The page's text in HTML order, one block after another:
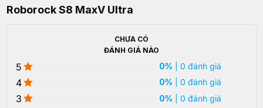
Roborock S8 MaxV Ultra
CHƯA CÓ
ĐÁNH GIÁ NÀO
5 0% | 0 đánh giá
4 0% | 0 đánh giá
3 0% | 0 đánh giá